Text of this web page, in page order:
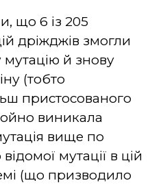
що 6 із 205
дріжджів змогли
й знову
(тобто
пристосованого
виникала
вище по
мутації в цій
(що призводило